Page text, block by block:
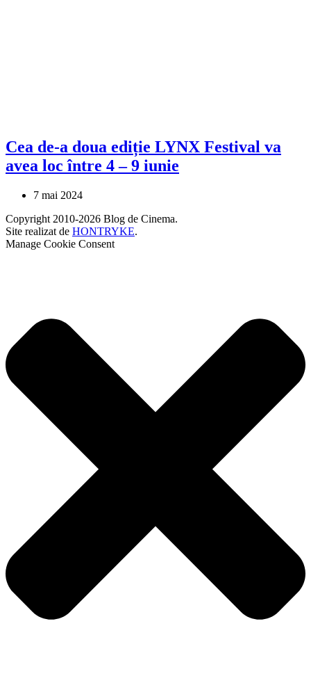
Cea de-a doua ediție LYNX Festival va
avea loc între 4 – 9 iunie
7 mai 2024
Copyright 2010-2026 Blog de Cinema.
Site realizat de HONTRYKE.
Manage Cookie Consent